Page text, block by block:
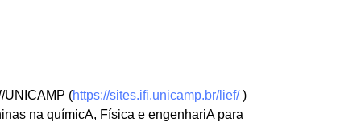
UNICAMP (https://sites.ifi.unicamp.br/lief/)
na químicA, Física e engenhariA para